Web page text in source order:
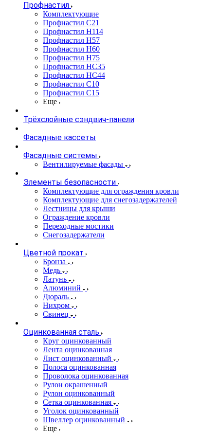
Профнастил
Комплектующие
Профнастил C21
Профнастил Н114
Профнастил Н57
Профнастил Н60
Профнастил Н75
Профнастил НС35
Профнастил НС44
Профнастил С10
Профнастил С15
Еще
Трёхслойные сэндвич-панели
Фасадные кассеты
Фасадные системы
Вентилируемые фасады
Элементы безопасности
Комплектующие для ограждения кровли
Комплектующие для снегозадержателей
Лестницы для крыши
Ограждение кровли
Переходные мостики
Снегозадержатели
Цветной прокат
Бронза
Медь
Латунь
Алюминий
Дюраль
Нихром
Свинец
Оцинкованная сталь
Круг оцинкованный
Лента оцинкованная
Лист оцинкованный
Полоса оцинкованная
Проволока оцинкованная
Рулон окрашенный
Рулон оцинкованный
Сетка оцинкованная
Уголок оцинкованный
Швеллер оцинкованный
Еще